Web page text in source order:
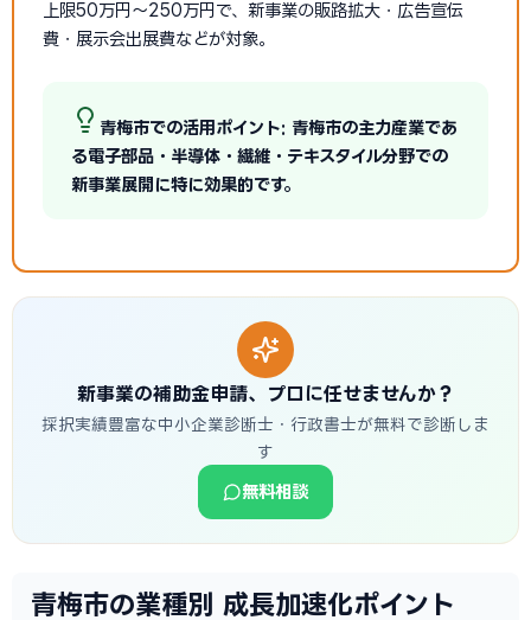
上限50万円〜250万円で、新事業の販路拡大・広告宣伝
費・展示会出展費などが対象。
青梅市での活用ポイント: 青梅市の主力産業であ
る電子部品・半導体・繊維・テキスタイル分野での
新事業展開に特に効果的です。
新事業の補助金申請、プロに任せませんか？
採択実績豊富な中小企業診断士・行政書士が無料で診断しま
す
無料相談
青梅市の業種別 成長加速化ポイント